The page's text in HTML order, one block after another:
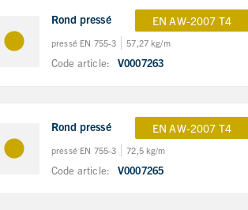
Rond pressé EN AW-2007 T4
pressé EN 755-3 57,27 kg/m
Code article: V0007263
Rond pressé EN AW-2007 T4
pressé EN 755-3 72,5 kg/m
Code article: V0007265